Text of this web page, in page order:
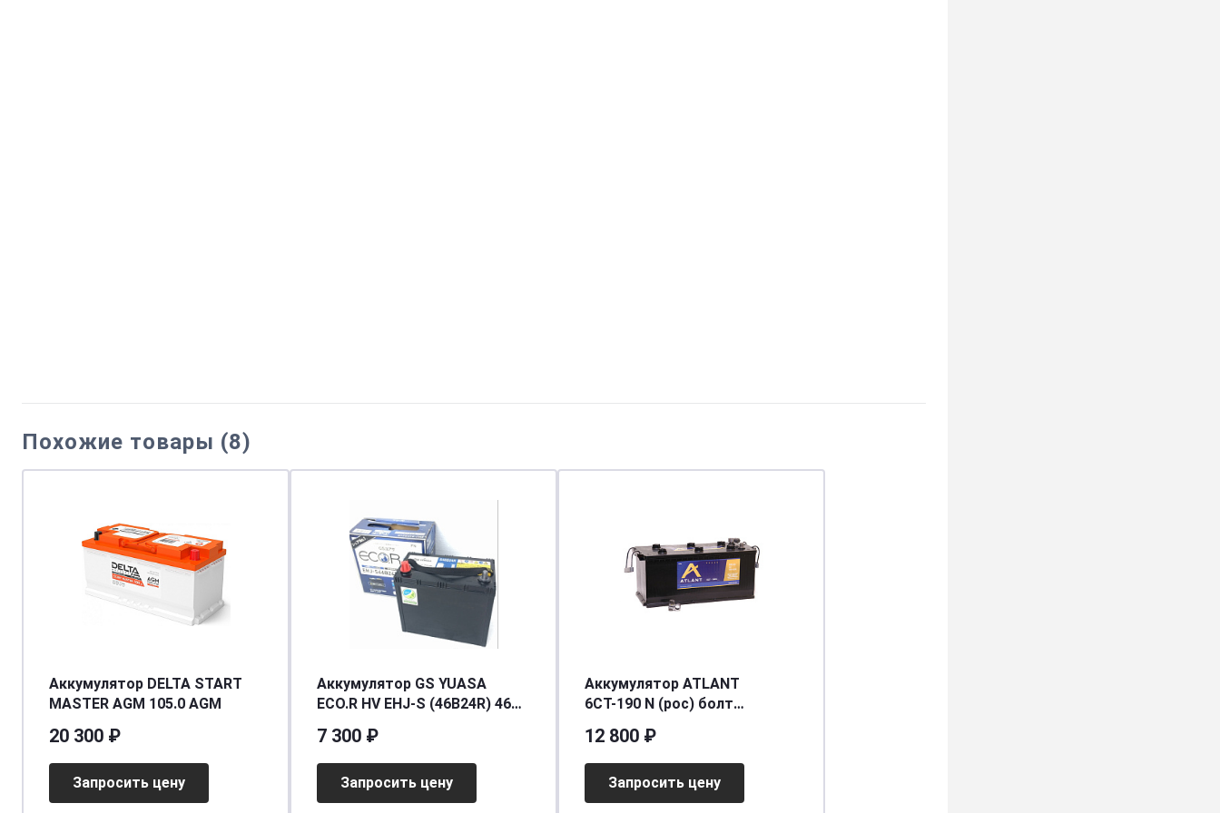
Похожие товары (8)
Аккумулятор DELTA START
MASTER AGM 105.0 AGM
20 300 ₽
Запросить цену
Аккумулятор GS YUASA
ECO.R HV EHJ-S (46B24R) 46
[д238ш128в228/310]
7 300 ₽
Запросить цену
Аккумулятор ATLANT
6СТ-190 N (рос) болт
12 800 ₽
Запросить цену